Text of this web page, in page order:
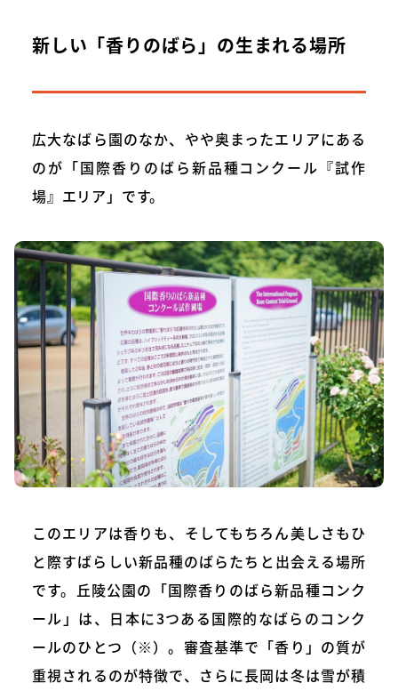
新しい「香りのばら」の生まれる場所
広大なばら園のなか、やや奥まったエリアにある
のが「国際香りのばら新品種コンクール『試作
場』エリア」です。
このエリアは香りも、そしてもちろん美しさもひ
と際すばらしい新品種のばらたちと出会える場所
です。丘陵公園の「国際香りのばら新品種コンク
ール」は、日本に3つある国際的なばらのコンク
ールのひとつ（※）。審査基準で「香り」の質が
重視されるのが特徴で、さらに長岡は冬は雪が積